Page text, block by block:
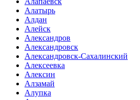
Алатырь
Алдан
Алейск
Александров
Александровск
Александровск-Сахалинский
Алексеевка
Алексин
Алзамай
Алупка